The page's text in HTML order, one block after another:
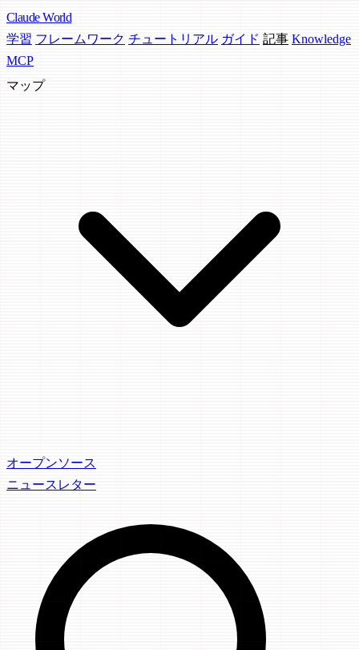
Claude World
学習 フレームワーク チュートリアル ガイド 記事 Knowledge
MCP
マップ
オープンソース
ニュースレター